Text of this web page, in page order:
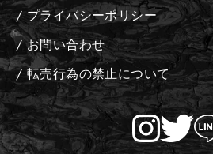
/ プライバシーポリシー
/ お問い合わせ
/ 転売行為の禁止について